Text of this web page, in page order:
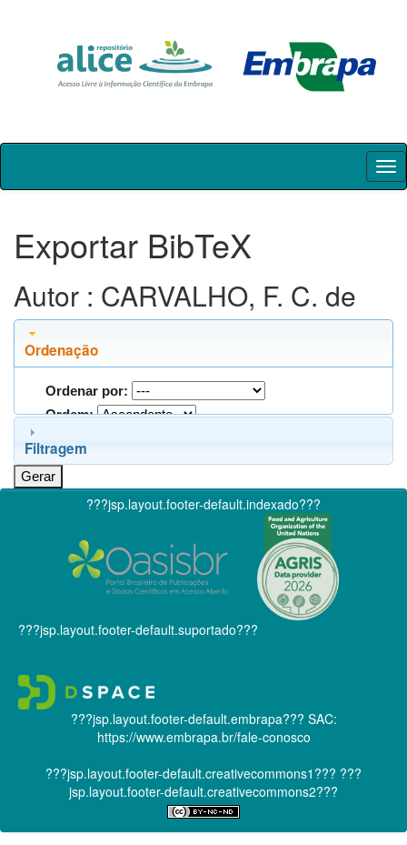
Skip
Exportar BibTeX
Autor : CARVALHO, F. C. de
Ordenação
Ordenar por:
Ordem:
Filtragem
???jsp.layout.footer-default.indexado???
???jsp.layout.footer-default.suportado???
???jsp.layout.footer-default.embrapa??? SAC:
https://www.embrapa.br/fale-conosco
???jsp.layout.footer-default.creativecommons1??? ???
jsp.layout.footer-default.creativecommons2???